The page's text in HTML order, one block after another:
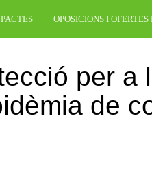
OPOSICIONS I
per a
de